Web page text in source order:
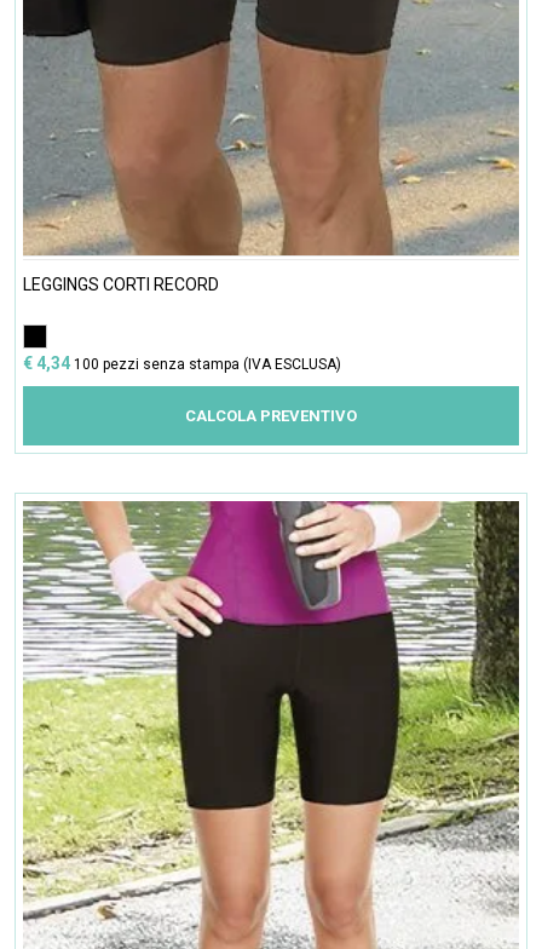
LEGGINGS CORTI RECORD
€ 4,34 100 pezzi senza stampa (IVA ESCLUSA)
CALCOLA PREVENTIVO